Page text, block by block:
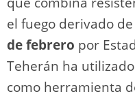
el fuego derivado
de febrero por
Teherán ha
como herramienta